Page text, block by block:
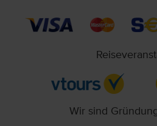
Wir sind